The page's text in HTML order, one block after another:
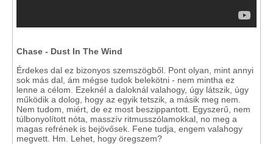
Chase - Dust In The Wind
Érdekes dal ez bizonyos szemszögből. Pont olyan, mint annyi
sok más dal, ám mégse tudok belekötni - nem mintha ez
lenne a célom. Ezeknél a daloknál valahogy, úgy látszik, úgy
működik a dolog, hogy az egyik tetszik, a másik meg nem.
Nem tudom, miért, de ez most beszippantott. Egyszerű, nem
túlbonyolított nóta, masszív ritmusszólamokkal, no meg a
magas refrének is bejövősek. Fene tudja, engem valahogy
megvett. Hm. Lehet, hogy öregszem?